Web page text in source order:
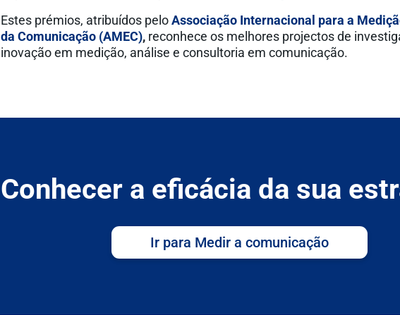
Estes prémios, atribuídos peloAssociação Internacional para a
da Comunicação (AMEC), reconhece os melhores projectos de
inovação em medição, análise e consultoria em comunicação.
Conhecer a eficácia da sua
Ir para Medir a comunicação